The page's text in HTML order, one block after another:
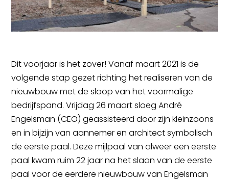
Dit voorjaar is het zover! Vanaf maart 2021 is de
volgende stap gezet richting het realiseren van de
nieuwbouw met de sloop van het voormalige
bedrijfspand. Vrijdag 26 maart sloeg André
Engelsman (CEO) geassisteerd door zijn kleinzoons
en in bijzijn van aannemer en architect symbolisch
de eerste paal. Deze mijlpaal van alweer een eerste
paal kwam ruim 22 jaar na het slaan van de eerste
paal voor de eerdere nieuwbouw van Engelsman